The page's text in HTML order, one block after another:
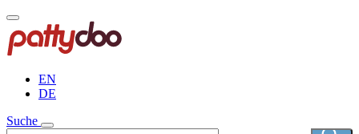
Direkt
zum
Inhalt
EN
DE
Suche